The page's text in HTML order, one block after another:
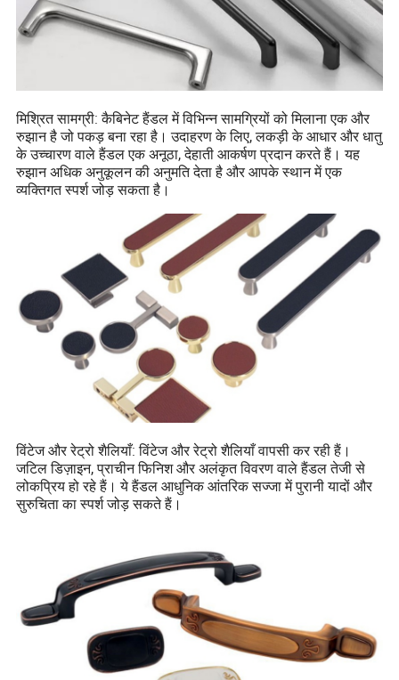
मिश्रित सामग्री: कैबिनेट हैंडल में विभिन्न सामग्रियों को मिलाना एक और
रुझान है जो पकड़ बना रहा है। उदाहरण के लिए, लकड़ी के आधार और धातु
के उच्चारण वाले हैंडल एक अनूठा, देहाती आकर्षण प्रदान करते हैं। यह
रुझान अधिक अनुकूलन की अनुमति देता है और आपके स्थान में एक
व्यक्तिगत स्पर्श जोड़ सकता है।
विंटेज और रेट्रो शैलियाँ: विंटेज और रेट्रो शैलियाँ वापसी कर रही हैं।
जटिल डिज़ाइन, प्राचीन फिनिश और अलंकृत विवरण वाले हैंडल तेजी से
लोकप्रिय हो रहे हैं। ये हैंडल आधुनिक आंतरिक सज्जा में पुरानी यादों और
सुरुचिता का स्पर्श जोड़ सकते हैं।